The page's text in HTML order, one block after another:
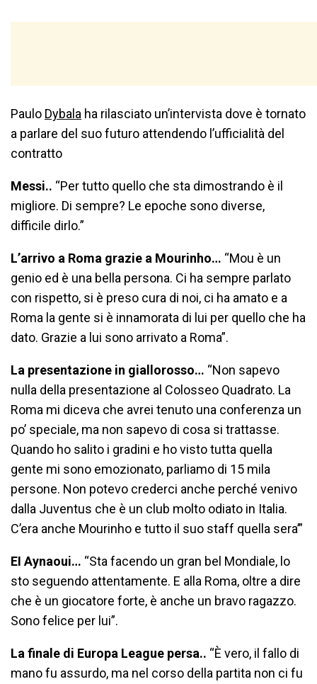
Paulo Dybala ha rilasciato un’intervista dove è tornato
a parlare del suo futuro attendendo l’ufficialità del
contratto
Messi.. “Per tutto quello che sta dimostrando è il
migliore. Di sempre? Le epoche sono diverse,
difficile dirlo.”
L’arrivo a Roma grazie a Mourinho… “Mou è un
genio ed è una bella persona. Ci ha sempre parlato
con rispetto, si è preso cura di noi, ci ha amato e a
Roma la gente si è innamorata di lui per quello che ha
dato. Grazie a lui sono arrivato a Roma”.
La presentazione in giallorosso… “Non sapevo
nulla della presentazione al Colosseo Quadrato. La
Roma mi diceva che avrei tenuto una conferenza un
po’ speciale, ma non sapevo di cosa si trattasse.
Quando ho salito i gradini e ho visto tutta quella
gente mi sono emozionato, parliamo di 15 mila
persone. Non potevo crederci anche perché venivo
dalla Juventus che è un club molto odiato in Italia.
C’era anche Mourinho e tutto il suo staff quella sera’”
EI Aynaoui… “Sta facendo un gran bel Mondiale, lo
sto seguendo attentamente. E alla Roma, oltre a dire
che è un giocatore forte, è anche un bravo ragazzo.
Sono felice per lui”.
La finale di Europa League persa.. “È vero, il fallo di
mano fu assurdo, ma nel corso della partita non ci fu